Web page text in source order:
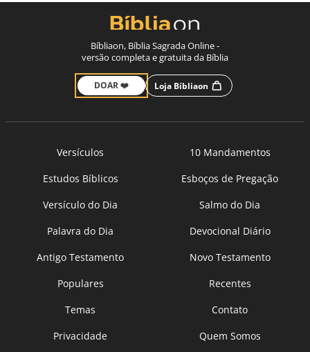
Bíbliaon, Bíblia Sagrada Online -
versão completa e gratuita da Bíblia
DOAR ❤️ Loja Bíbliaon
Versículos
10 Mandamentos
Estudos Bíblicos
Esboços de Pregação
Versículo do Dia
Salmo do Dia
Palavra do Dia
Devocional Diário
Antigo Testamento
Novo Testamento
Populares
Recentes
Temas
Contato
Privacidade
Quem Somos